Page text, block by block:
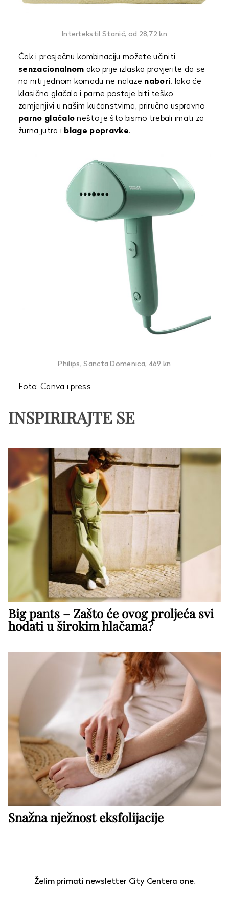
Intertekstil Stanić, od 28,72 kn
Čak i prosječnu kombinaciju možete učiniti
senzacionalnom ako prije izlaska provjerite da se
na niti jednom komadu ne nalaze nabori. Iako će
klasična glačala i parne postaje biti teško
zamjenjivi u našim kućanstvima, priručno uspravno
parno glačalo nešto je što bismo trebali imati za
žurna jutra i blage popravke.
Philips, Sancta Domenica, 469 kn
Foto: Canva i press
INSPIRIRAJTE SE
Big pants – Zašto će ovog proljeća svi
hodati u širokim hlačama?
Snažna nježnost eksfolijacije
Želim primati newsletter City Centera one.